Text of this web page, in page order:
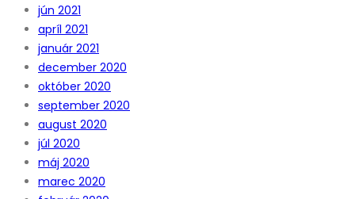
jún 2021
apríl 2021
január 2021
december 2020
október 2020
september 2020
august 2020
júl 2020
máj 2020
marec 2020